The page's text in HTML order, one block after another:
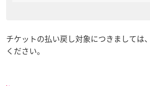
チケットの払い戻し対象につきましては
ください。